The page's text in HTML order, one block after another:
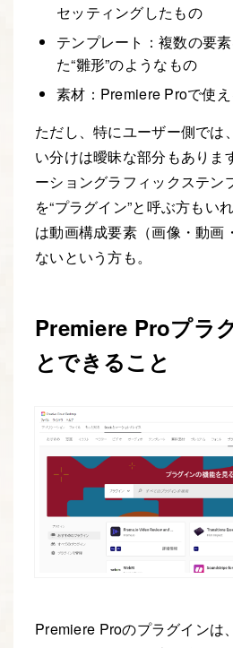
セッティングしたもの
テンプレート：複数の要
た“雛形”のようなもの
素材：Premiere Proで使
ただし、特にユーザー側では
い分けは曖昧な部分もありま
ーショングラフィックステン
を“プラグイン”と呼ぶ方もい
は動画構成要素（画像・動画
ないという方も。
Premiere Proプラ
とできること
Premiere Proのプラグインは